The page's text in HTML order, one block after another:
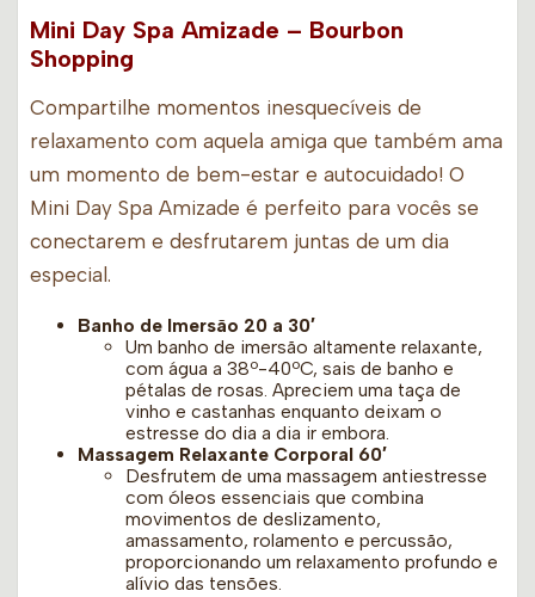
Mini Day Spa Amizade – Bourbon
Shopping
Compartilhe momentos inesquecíveis de
relaxamento com aquela amiga que também ama
um momento de bem-estar e autocuidado! O
Mini Day Spa Amizade é perfeito para vocês se
conectarem e desfrutarem juntas de um dia
especial.
Banho de Imersão 20 a 30′
Um banho de imersão altamente relaxante,
com água a 38º-40ºC, sais de banho e
pétalas de rosas. Apreciem uma taça de
vinho e castanhas enquanto deixam o
estresse do dia a dia ir embora.
Massagem Relaxante Corporal 60′
Desfrutem de uma massagem antiestresse
com óleos essenciais que combina
movimentos de deslizamento,
amassamento, rolamento e percussão,
proporcionando um relaxamento profundo e
alívio das tensões.